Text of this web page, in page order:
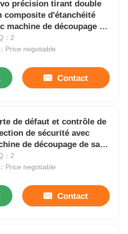
précision tirant double
composite d'étanchéité
machine de découpage de
filet
：2
Price negotiable
Contact
de défaut et contrôle de
de sécurité avec
de découpage de sacs
：2
Price negotiable
Contact